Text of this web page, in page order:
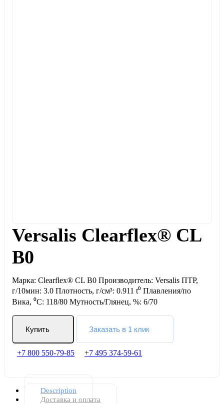
Versalis Clearflex® CL
B0
Марка: Clearflex® CL B0 Производитель: Versalis ПТР,
г/10мин: 3.0 Плотность, г/см³: 0.911 t⁰ Плавления/по
Вика, ⁰С: 118/80 Мутность/Глянец, %: 6/70
Купить Заказать в 1 клик
+7 800 550-79-85 +7 495 374-59-61
Description
Доставка и оплата